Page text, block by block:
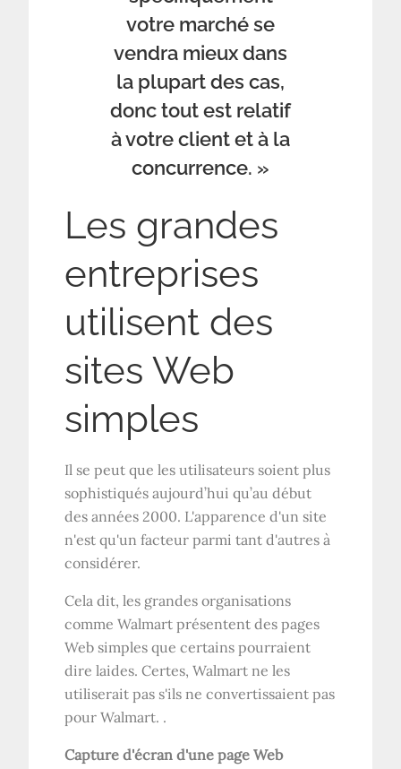
votre marché se
vendra mieux dans
la plupart des cas,
donc tout est relatif
à votre client et à la
concurrence. »
Les grandes
entreprises
utilisent des
sites Web
simples
Il se peut que les utilisateurs soient plus
sophistiqués aujourd’hui qu’au début
des années 2000. L'apparence d'un site
n'est qu'un facteur parmi tant d'autres à
considérer.
Cela dit, les grandes organisations
comme Walmart présentent des pages
Web simples que certains pourraient
dire laides. Certes, Walmart ne les
utiliserait pas s'ils ne convertissaient pas
pour Walmart. .
Capture d'écran d'une page Web